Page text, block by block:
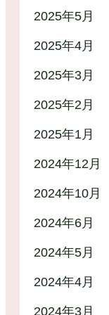
2025年5月
2025年4月
2025年3月
2025年2月
2025年1月
2024年12月
2024年10月
2024年6月
2024年5月
2024年4月
2024年3月